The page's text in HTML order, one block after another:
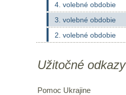
4. volebné obdobie
3. volebné obdobie
2. volebné obdobie
Užitočné odkazy
Pomoc Ukrajine